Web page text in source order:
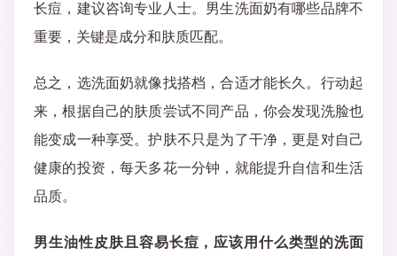
长痘，建议咨询专业人士。男生洗面奶有哪些品牌不
重要，关键是成分和肤质匹配。
总之，选洗面奶就像找搭档，合适才能长久。行动起
来，根据自己的肤质尝试不同产品，你会发现洗脸也
能变成一种享受。护肤不只是为了干净，更是对自己
健康的投资，每天多花一分钟，就能提升自信和生活
品质。
男生油性皮肤且容易长痘，应该用什么类型的洗面